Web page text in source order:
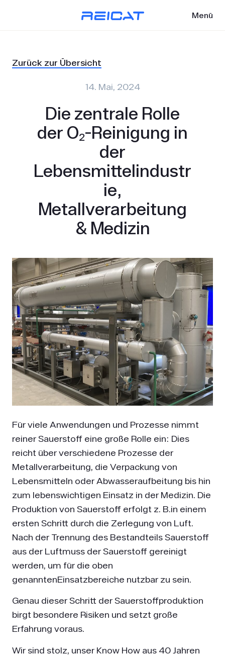
Menü
Zurück zur Übersicht
14. Mai, 2024
Die zentrale Rolle
der O₂-Reinigung in
der
Lebensmittelindustr
ie,
Metallverarbeitung
& Medizin
Für viele Anwendungen und Prozesse nimmt
reiner Sauerstoff eine große Rolle ein: Dies
reicht über verschiedene Prozesse der
Metallverarbeitung, die Verpackung von
Lebensmitteln oder Abwasseraufbeitung bis hin
zum lebenswichtigen Einsatz in der Medizin. Die
Produktion von Sauerstoff erfolgt z. B.in einem
ersten Schritt durch die Zerlegung von Luft.
Nach der Trennung des Bestandteils Sauerstoff
aus der Luftmuss der Sauerstoff gereinigt
werden, um für die oben
genanntenEinsatzbereiche nutzbar zu sein.
Genau dieser Schritt der Sauerstoffproduktion
birgt besondere Risiken und setzt große
Erfahrung voraus.
Wir sind stolz, unser Know How aus 40 Jahren